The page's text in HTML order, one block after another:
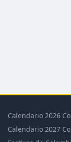
Calendario 2026
Calendario 2027